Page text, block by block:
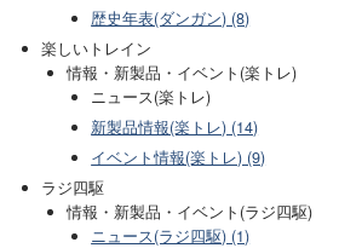
歴史年表(ダンガン) (8)
楽しいトレイン
情報・新製品・イベント(楽トレ)
ニュース(楽トレ)
新製品情報(楽トレ) (14)
イベント情報(楽トレ) (9)
ラジ四駆
情報・新製品・イベント(ラジ四駆)
ニュース(ラジ四駆) (1)